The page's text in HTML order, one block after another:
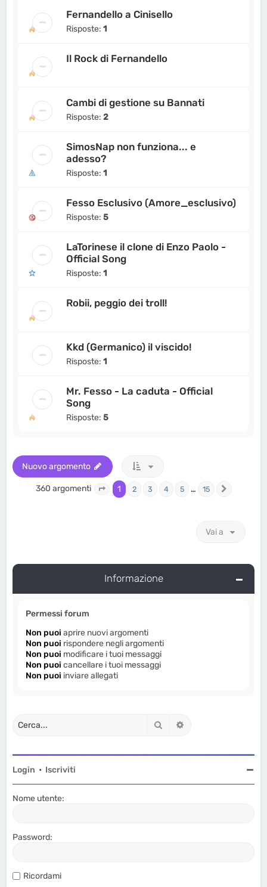
Fernandello a Cinisello
Risposte:1
Il Rock di Fernandello
Cambi di gestione su Bannati
Risposte:2
SimosNap non funziona... e
adesso?
Risposte:1
Fesso Esclusivo (Amore_esclusivo)
Risposte:5
LaTorinese il clone di Enzo Paolo -
Official Song
Risposte:1
Robii, peggio dei troll!
Kkd (Germanico) il viscido!
Risposte:1
Mr. Fesso - La caduta - Official
Song
Risposte:5
Nuovo argomento
360 argomenti Pagina1 15
1 2 3 4 5 … 15
Vai a
Informazione
Permessi forum
Non puoi aprire nuovi argomenti
Non puoi rispondere negli argomenti
Non puoi modificare i tuoi messaggi
Non puoi cancellare i tuoi messaggi
Non puoi inviare allegati
Cerca
Login • Iscriviti
Nome utente:
Password:
Ricordami